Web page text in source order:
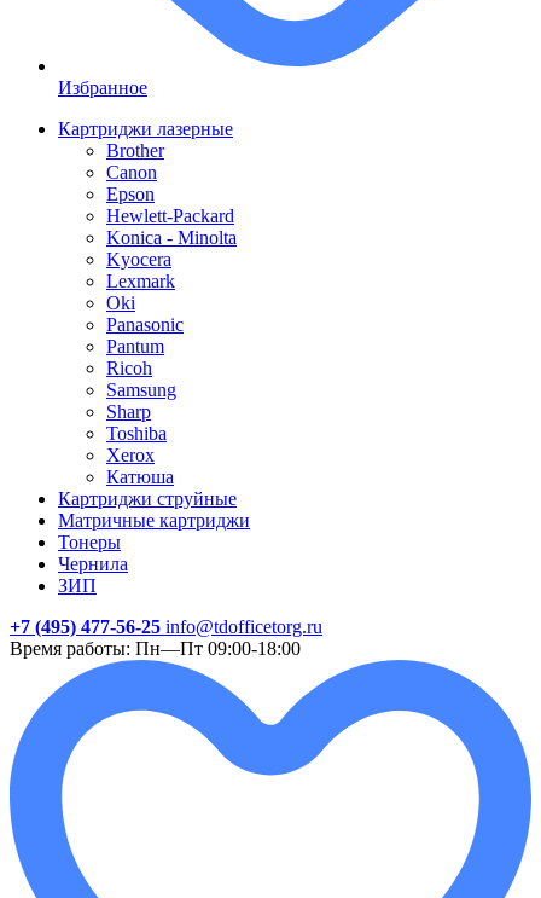
Избранное
Картриджи лазерные
Brother
Canon
Epson
Hewlett-Packard
Konica - Minolta
Kyocera
Lexmark
Oki
Panasonic
Pantum
Ricoh
Samsung
Sharp
Toshiba
Xerox
Катюша
Картриджи струйные
Матричные картриджи
Тонеры
Чернила
ЗИП
+7 (495) 477-56-25 info@tdofficetorg.ru
Время работы: Пн—Пт 09:00-18:00